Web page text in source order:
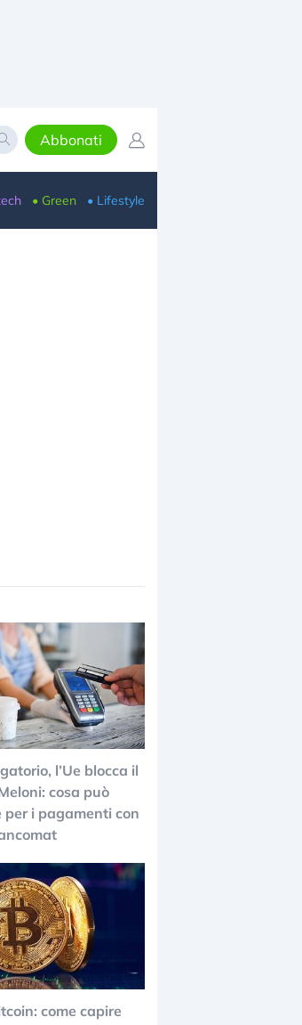
Abbonati
• Green • Lifestyle
l’Ue blocca il
cosa può
per i pagamenti con
come capire